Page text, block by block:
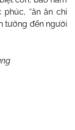
“ân ân chi
tưởng đến người